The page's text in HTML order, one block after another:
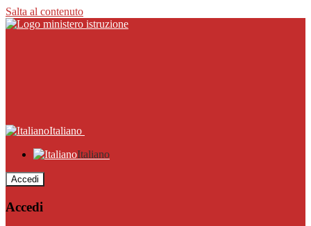
Salta al contenuto
Italiano
Italiano
Accedi
Accedi